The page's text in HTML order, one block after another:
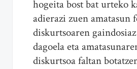
hogeita bost bat urteko
adierazi zuen amatasun
diskurtsoaren
dagoela eta
diskurtsoa faltan